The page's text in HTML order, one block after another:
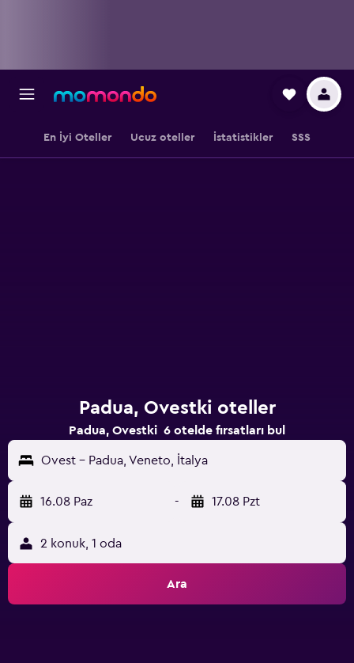
En İyi Oteller Ucuz oteller İstatistikler SSS
Padua, Ovestki oteller
Padua, Ovestki 6 otelde fırsatları bul
Ovest - Padua, Veneto, İtalya
16.08 Paz - 17.08 Pzt
2 konuk, 1 oda
Ara